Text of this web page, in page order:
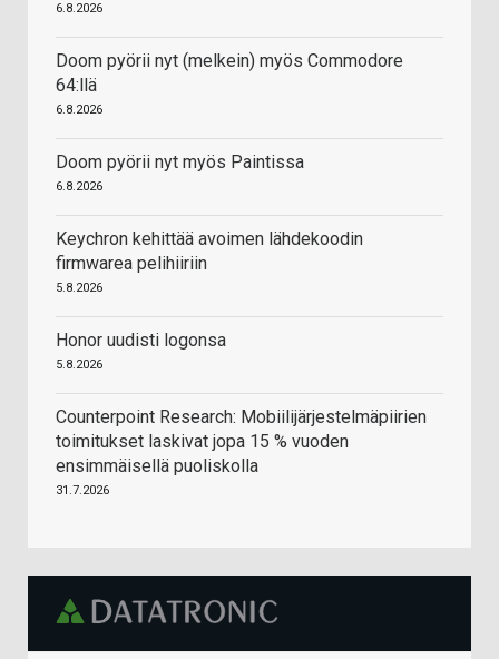
6.8.2026
Doom pyörii nyt (melkein) myös Commodore
64:llä
6.8.2026
Doom pyörii nyt myös Paintissa
6.8.2026
Keychron kehittää avoimen lähdekoodin
firmwarea pelihiiriin
5.8.2026
Honor uudisti logonsa
5.8.2026
Counterpoint Research: Mobiilijärjestelmäpiirien
toimitukset laskivat jopa 15 % vuoden
ensimmäisellä puoliskolla
31.7.2026